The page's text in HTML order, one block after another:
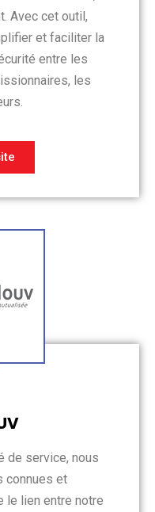
Avec cet outil,
et faciliter la
entre les
les
de service, nous
connues et
le lien entre notre